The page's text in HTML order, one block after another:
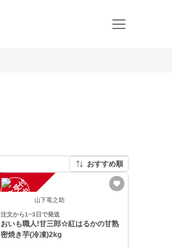
おすすめ順
注
文
受
付
停
止
中 山下竜之助
注文から1~3日で発送
おいも職人!甘三郎☆紅はるかの甘熟
密焼き芋(冷凍)2kg